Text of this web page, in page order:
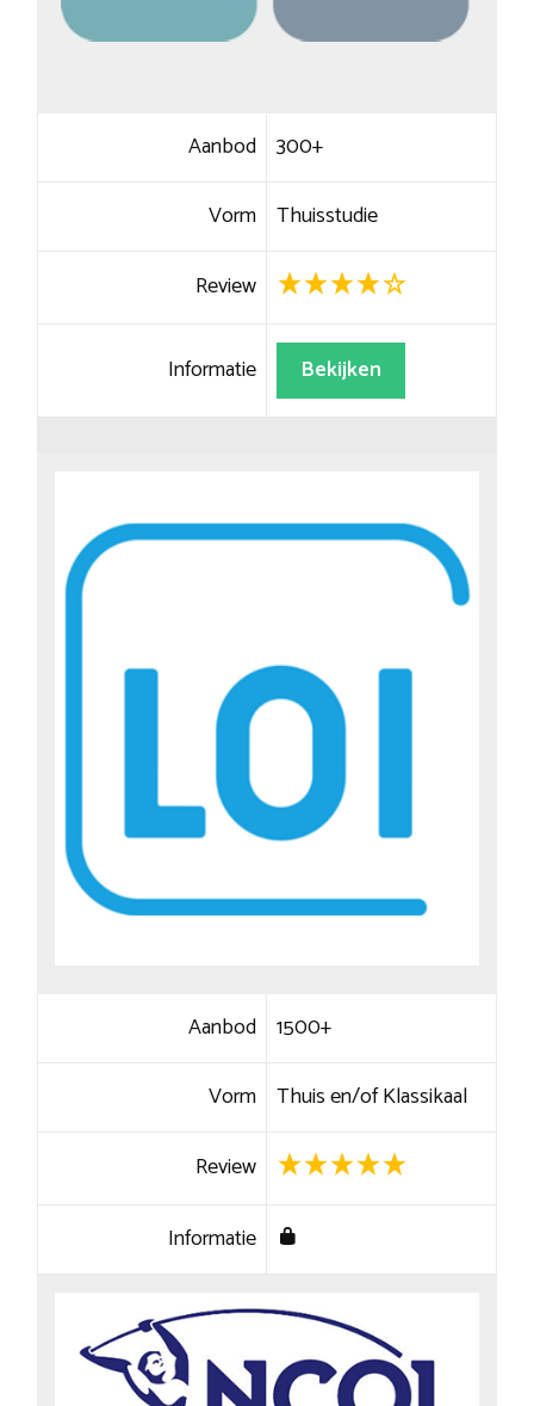
Aanbod 300+
Vorm Thuisstudie
Review
Informatie Bekijken
Aanbod 1500+
Vorm Thuis en/of Klassikaal
Review
Informatie